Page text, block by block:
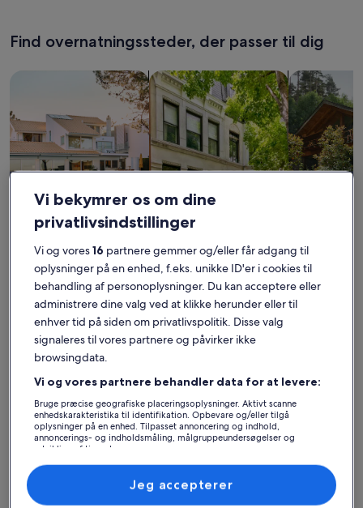
Find overnatningssteder, der passer til dig
Søg efter huse Søg efter lejligheder Søg efter
Find det bedste
overnatningssted – Pargas
Flere oplysninger om Casa Kolibri, beautiful 3-Bedroom
Vi bekymrer os om dine
privatlivsindstillinger
Vi og vores16 partnere gemmer og/eller får adgang til
oplysninger på en enhed, f.eks. unikke ID'er i cookies til
behandling af personoplysninger. Du kan acceptere eller
administrere dine valg ved at klikke herunder eller til
enhver tid på siden om privatlivspolitik. Disse valg
signaleres til vores partnere og påvirker ikke
browsingdata.
Vi og vores partnere behandler data for at levere:
Bruge præcise geografiske placeringsoplysninger. Aktivt scanne
enhedskarakteristika til identifikation. Opbevare og/eller tilgå
oplysninger på en enhed. Tilpasset annoncering og indhold,
annoncerings- og indholdsmåling, målgruppeundersøgelser og
udvikling af tjenester.
Liste over partnere (leverandører)
Jeg accepterer